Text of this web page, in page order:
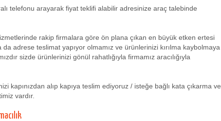
telefonu arayarak fiyat teklifi alabilir adresinize araç talebinde
rakip firmalara göre ön plana çıkan en büyük etken ertesi
adrese teslimat yapıyor olmamız ve ürünlerinizi kırılma kaybolmaya
sizde ürünlerinizi gönül rahatlığıyla firmamız aracılığıyla
kapınızdan alıp kapıya teslim ediyoruz / isteğe bağlı kata çıkarma ve
vardır.